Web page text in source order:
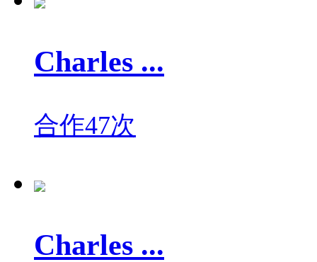
Charles ...
合作47次
Charles ...